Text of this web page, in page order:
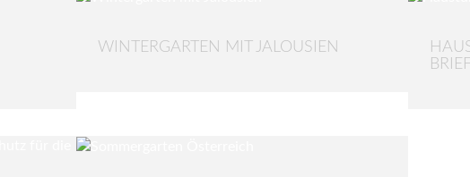
WINTERGARTEN MIT JALOUSIEN